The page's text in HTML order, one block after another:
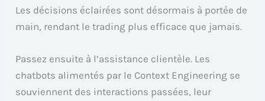
Les décisions éclairées sont désormais à portée de
main, rendant le trading plus efficace que jamais.
Passez ensuite à l’assistance clientèle. Les
chatbots alimentés par le Context Engineering se
souviennent des interactions passées, leur